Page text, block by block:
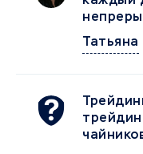
Татьяна